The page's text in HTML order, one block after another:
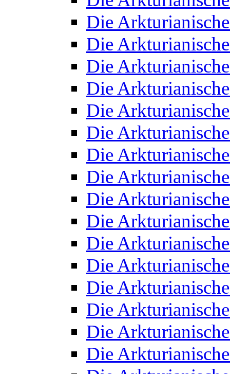
Die
Die
Die
Die
Die
Die
Die
Die
Die
Die
Die
Die
Die
Die
Die
Die